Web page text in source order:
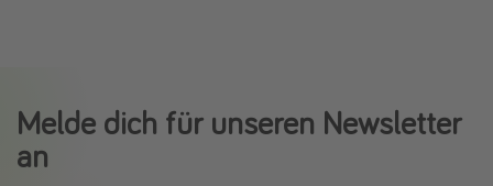
Melde dich für unseren Newsletter
an